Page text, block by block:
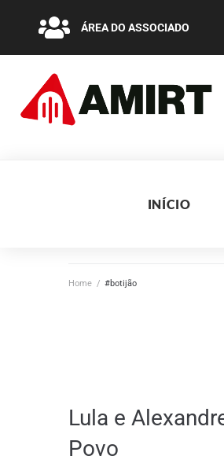
ÁREA DO ASSOCIADO
INÍCIO
Home / #botijão
Lula e
Povo